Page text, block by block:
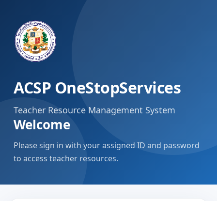
ACSP OneStopServices
Teacher Resource Management System
Welcome
Please sign in with your assigned ID and password
to access teacher resources.